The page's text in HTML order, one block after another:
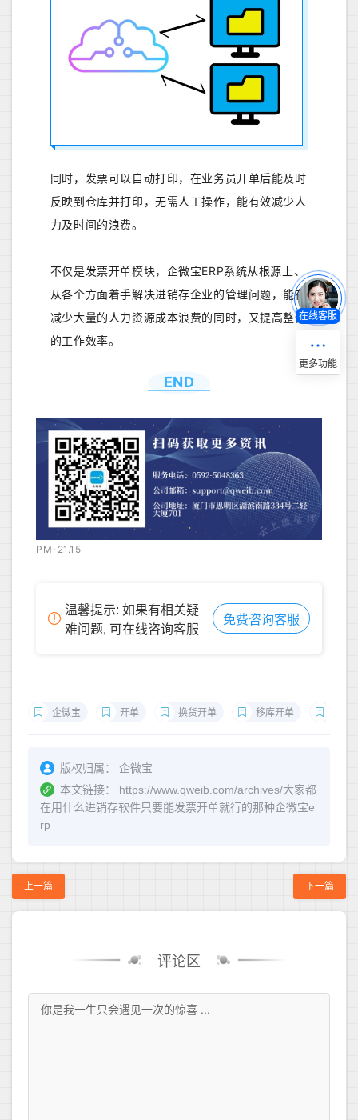
同时，发票可以自动打印，在业务员开单后能及时
反映到仓库并打印，无需人工操作，能有效减少人
力及时间的浪费。
不仅是发票开单模块，企微宝ERP系统从根源上、
从各个方面着手解决进销存企业的管理问题，能在
减少大量的人力资源成本浪费的同时，又提高整体
的工作效率。
END
PM-21.15
温馨提示: 如果有相关疑
难问题, 可在线咨询客服
免费咨询客服
企微宝 开单 换货开单 移库开单
版权归属：
企微宝
本文链接：
https://www.qweib.com/archives/大家都
在用什么进销存软件只要能发票开单就行的那种企微宝e
rp
上一篇 下一篇
评论区
在线客服